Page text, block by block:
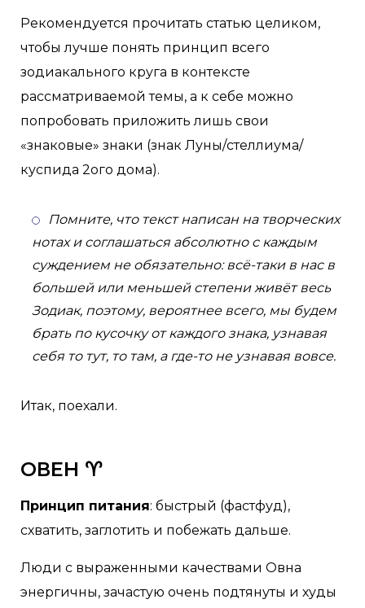
Рекомендуется прочитать статью целиком,
чтобы лучше понять принцип всего
зодиакального круга в контексте
рассматриваемой темы, а к себе можно
попробовать приложить лишь свои
«знаковые» знаки (знак Луны/стеллиума/
куспида 2ого дома).
Помните, что текст написан на творческих
нотах и соглашаться абсолютно с каждым
суждением не обязательно: всё-таки в нас в
большей или меньшей степени живёт весь
Зодиак, поэтому, вероятнее всего, мы будем
брать по кусочку от каждого знака, узнавая
себя то тут, то там, а где-то не узнавая вовсе.
Итак, поехали.
ОВЕН ♈
Принцип питания: быстрый (фастфуд),
схватить, заглотить и побежать дальше.
Люди с выраженными качествами Овна
энергичны, зачастую очень подтянуты и худы